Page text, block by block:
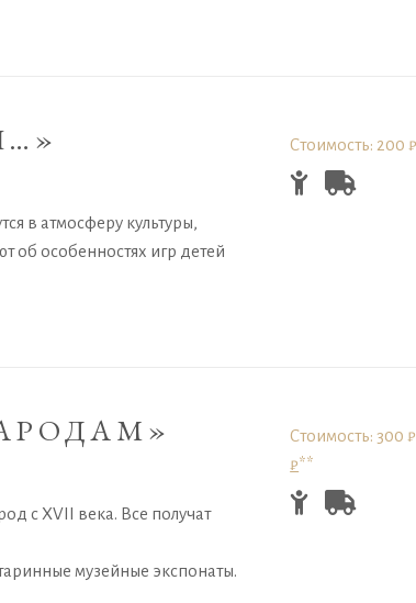
в атмосферу культуры,
особенностях игр детей
Стоимость: 200
с XVII века. Все получат
музейные экспонаты.
Стоимость: 300
₽**